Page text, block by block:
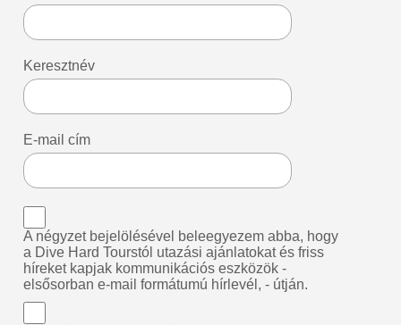
Keresztnév
E-mail cím
A négyzet bejelölésével beleegyezem abba, hogy
a Dive Hard Tourstól utazási ajánlatokat és friss
híreket kapjak kommunikációs eszközök -
elsősorban e-mail formátumú hírlevél, - útján.